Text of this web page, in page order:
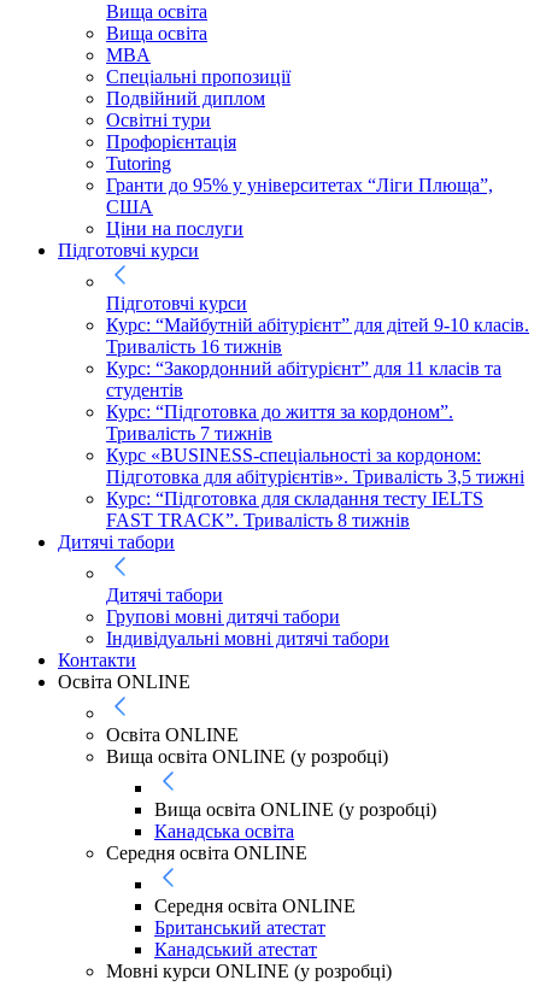
Вища освіта
Вища освіта
MBA
Спеціальні пропозиції
Подвійний диплом
Освітні тури
Профорієнтація
Tutoring
Гранти до 95% у університетах “Ліги Плюща”,
США
Ціни на послуги
Підготовчі курси
Підготовчі курси
Курс: “Майбутній абітурієнт” для дітей 9-10 класів.
Тривалість 16 тижнів
Курс: “Закордонний абітурієнт” для 11 класів та
студентів
Курс: “Підготовка до життя за кордоном”.
Тривалість 7 тижнів
Курс «BUSINESS-спеціальності за кордоном:
Підготовка для абітурієнтів». Тривалість 3,5 тижні
Курс: “Підготовка для складання тесту IELTS
FAST TRACK”. Тривалість 8 тижнів
Дитячі табори
Дитячі табори
Групові мовні дитячі табори
Індивідуальні мовні дитячі табори
Контакти
Освіта ONLINE
Освіта ONLINE
Вища освіта ONLINE (у розробці)
Вища освіта ONLINE (у розробці)
Канадська освіта
Середня освіта ONLINE
Середня освіта ONLINE
Британський атестат
Канадський атестат
Мовні курси ONLINE (у розробці)